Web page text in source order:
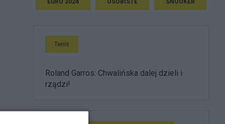
EURO 2024 OSOBISTE SNOOKER
Tenis
Roland Garros: Chwalińska dalej dzieli i
rządzi!